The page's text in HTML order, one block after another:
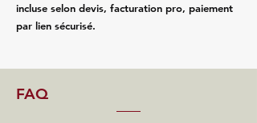
incluse selon devis, facturation pro, paiement
par lien sécurisé.
FAQ